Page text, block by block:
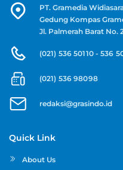
PT. Gramedia
Gedung Kompas
Jl. Palmerah Barat No.
(021) 536 50110 - 536
(021) 536 98098
redaksi@grasindo.id
Quick Link
About Us